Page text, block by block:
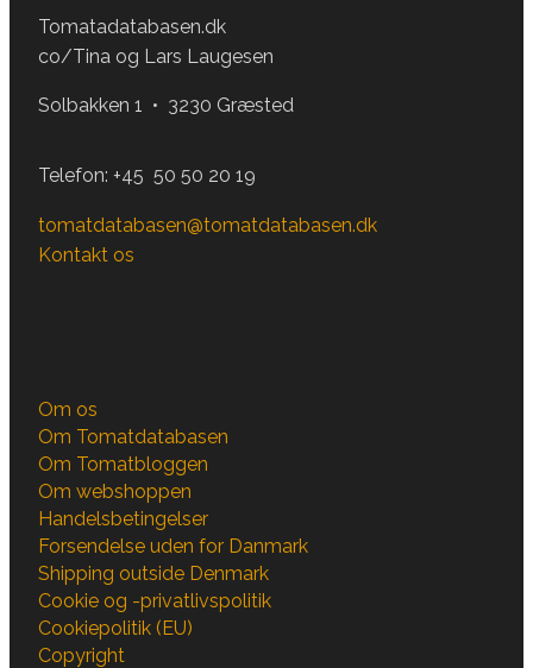
Tomatadatabasen.dk
co/Tina og Lars Laugesen
Solbakken 1 • 3230 Græsted
Telefon: +45 50 50 20 19
tomatdatabasen@tomatdatabasen.dk
Kontakt os
Om os
Om Tomatdatabasen
Om Tomatbloggen
Om webshoppen
Handelsbetingelser
Forsendelse uden for Danmark
Shipping outside Denmark
Cookie og -privatlivspolitik
Cookiepolitik (EU)
Copyright